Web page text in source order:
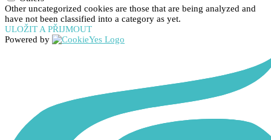
Other uncategorized cookies are those that are being analyzed and
have not been classified into a category as yet.
ULOŽIT A PŘIJMOUT
Powered by